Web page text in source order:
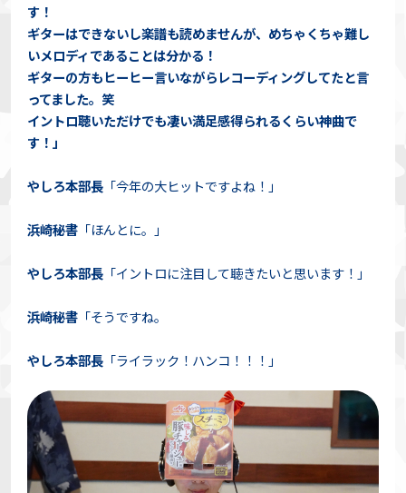
す！
ギターはできないし楽譜も読めませんが、めちゃくちゃ難し
いメロディであることは分かる！
ギターの方もヒーヒー言いながらレコーディングしてたと言
ってました。笑
イントロ聴いただけでも凄い満足感得られるくらい神曲で
す！」
やしろ本部長「今年の大ヒットですよね！」
浜崎秘書「ほんとに。」
やしろ本部長「イントロに注目して聴きたいと思います！」
浜崎秘書「そうですね。
やしろ本部長「ライラック！ハンコ！！！」